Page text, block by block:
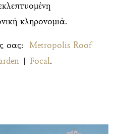
κληρονομιά.
σας: Metropolis Roof
| Focal .